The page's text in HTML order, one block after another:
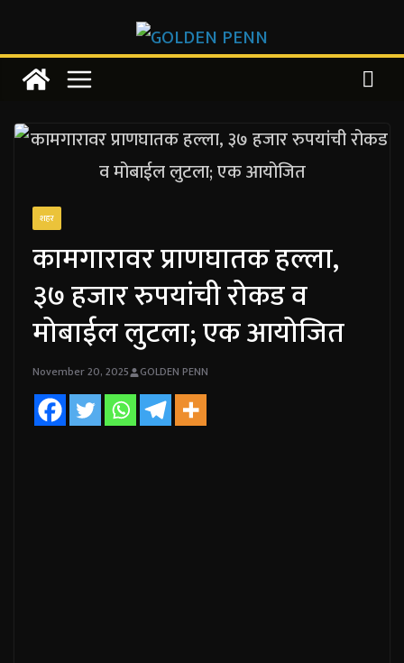
to
content
शहर
कामगारावर प्राणघातक हल्ला,
३७ हजार रुपयांची रोकड व
मोबाईल लुटला; एक आयोजित
November 20, 2025 GOLDEN PENN